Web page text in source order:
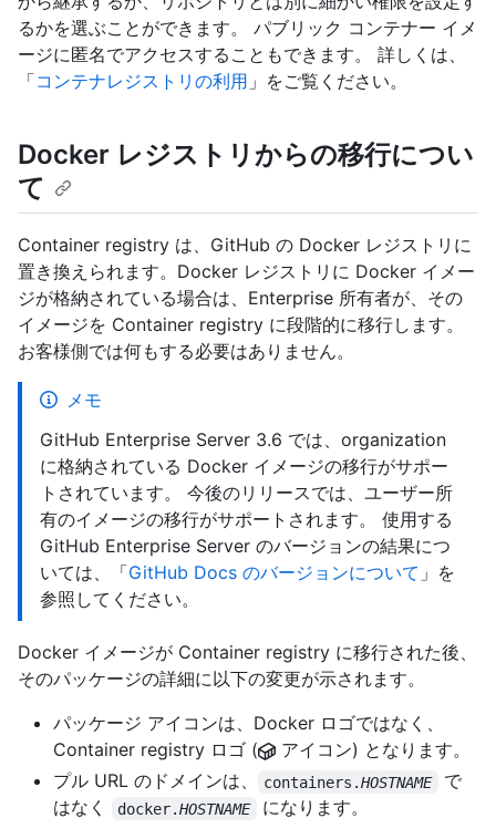
るかを選ぶことができます。 パブリック コンテナー イメ
ージに匿名でアクセスすることもできます。 詳しくは、
「コンテナレジストリの利用 」をご覧ください。
Docker レジストリからの移行につい
て
Container registry は、GitHub の Docker レジストリに
置き換えられます。Docker レジストリに Docker イメー
ジが格納されている場合は、Enterprise 所有者が、その
イメージを Container registry に段階的に移行します。
お客様側では何もする必要はありません。
メモ
GitHub Enterprise Server 3.6 では、organization
に格納されている Docker イメージの移行がサポー
トされています。 今後のリリースでは、ユーザー所
有のイメージの移行がサポートされます。 使用する
GitHub Enterprise Server のバージョンの結果につ
いては、「GitHub Docs のバージョンについて 」を
参照してください。
Docker イメージが Container registry に移行された後、
そのパッケージの詳細に以下の変更が示されます。
パッケージ アイコンは、Docker ロゴではなく、
Container registry ロゴ (
アイコン) となります。
プル URL のドメインは、
containers.HOSTNAME
で
はなく
docker.HOSTNAME
になります。